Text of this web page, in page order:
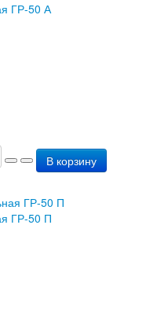
ГР-50 А
В корзину
ГР-50 П